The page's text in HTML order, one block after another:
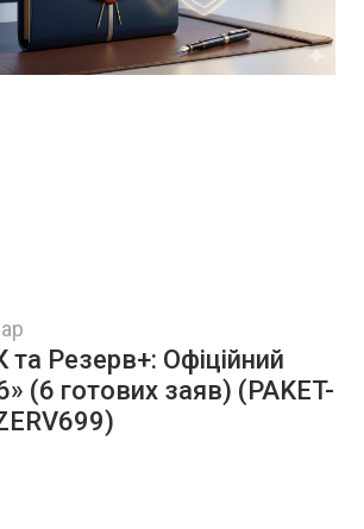
Резерв+: Офіційний
(6 готових заяв) (PAKET-